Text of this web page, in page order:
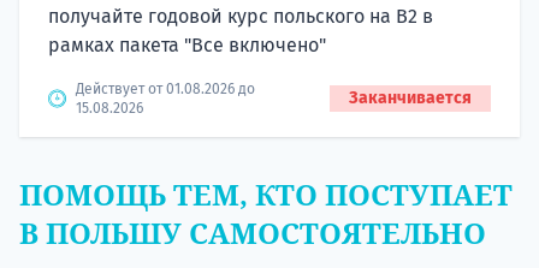
получайте годовой курс польского на B2 в
рамках пакета "Все включено"
Действует от 01.08.2026 до
15.08.2026
Заканчивается
ПОМОЩЬ ТЕМ, КТО ПОСТУПАЕТ
В ПОЛЬШУ САМОСТОЯТЕЛЬНО